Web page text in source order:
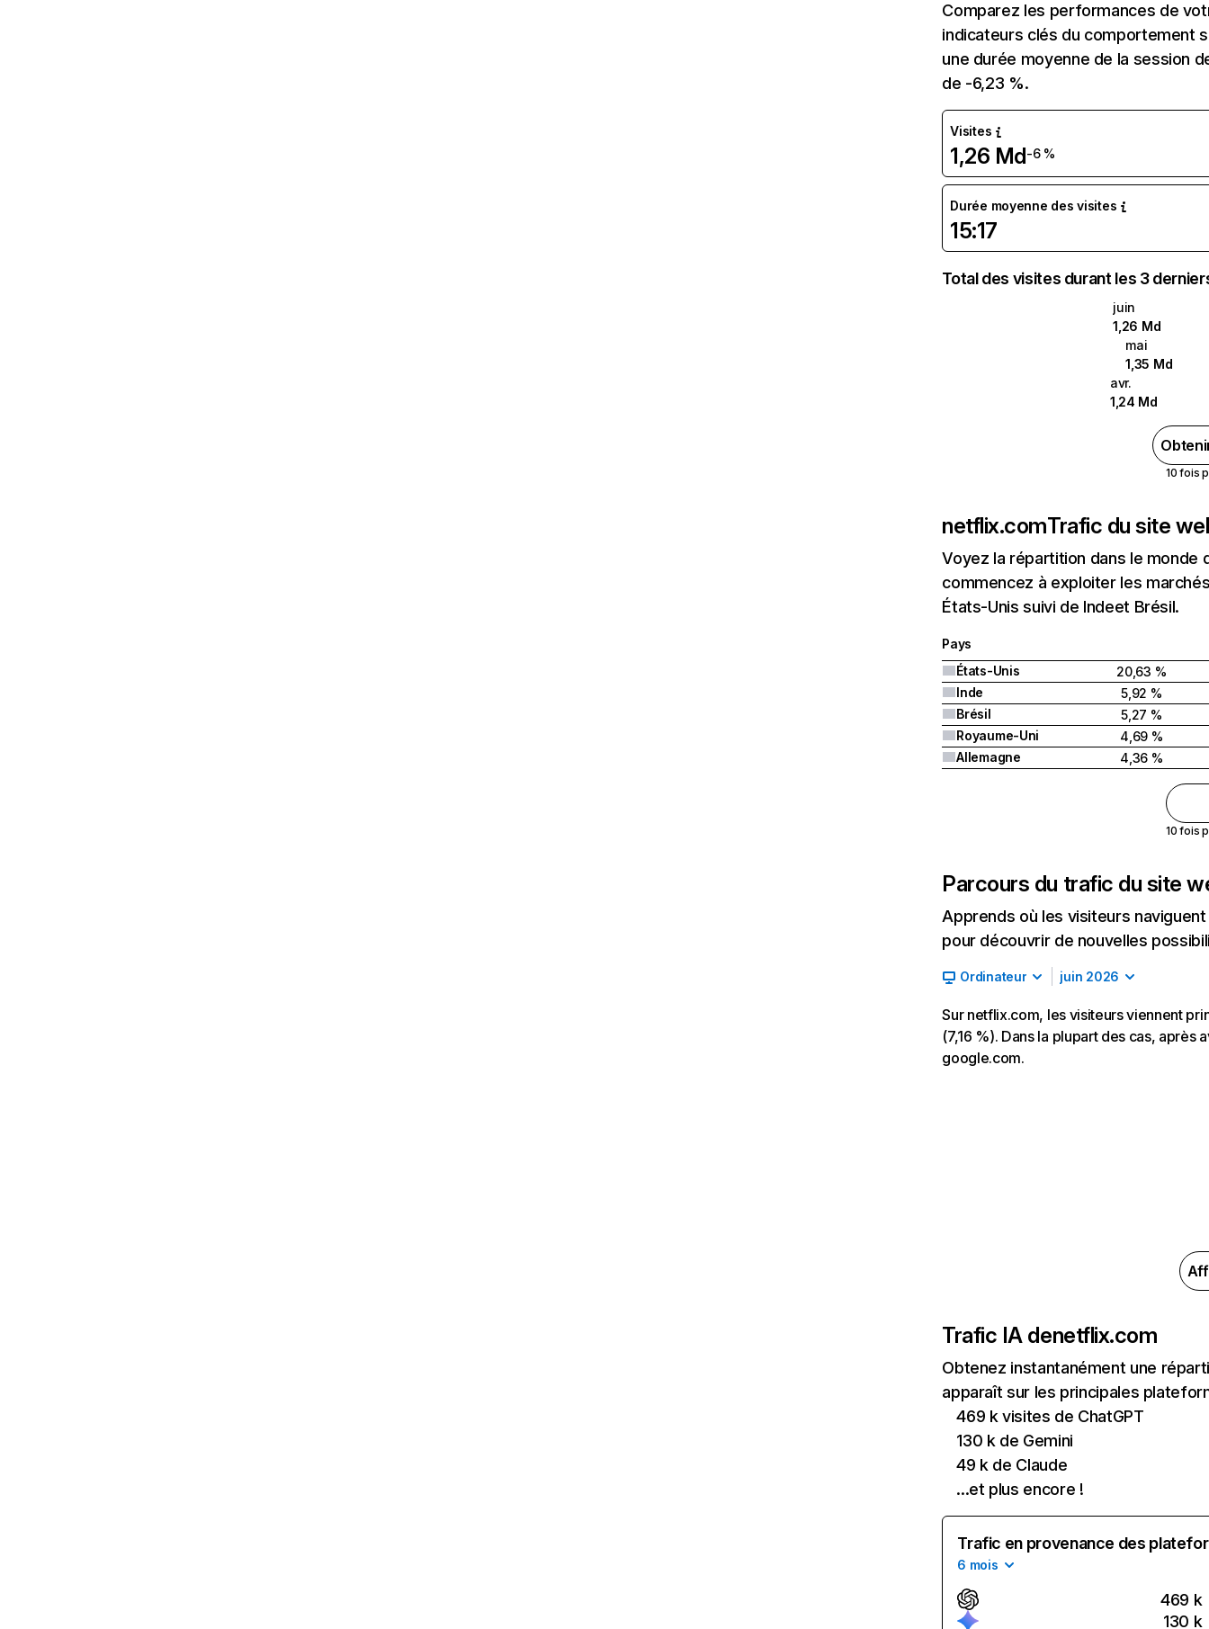
Comparez les performances de
indicateurs clés du comportement
une durée moyenne de la session
de -6,23 %.
Visites
1,26 Md-6 %
Durée moyenne des visites
15:17
Total des visites durant les 3
juin
1,26 Md
mai
1,35 Md
avr.
1,24 Md
10 fois
netflix.comTrafic du site
Voyez la répartition dans le
commencez à exploiter les
États-Unis suivi de Indeet Brésil.
Pays
États-Unis
20,63 %
Inde
5,92 %
Brésil
5,27 %
Royaume-Uni
4,69 %
Allemagne
4,36 %
10 fois
Parcours du trafic du site
Apprends où les visiteurs
pour découvrir de nouvelles
Ordinateur juin 2026
Sur netflix.com, les visiteurs viennent
(7,16 %). Dans la plupart des cas,
google.com.
Trafic IA denetflix.com
Obtenez instantanément une
apparaît sur les principales
469 k visites de ChatGPT
130 k de Gemini
49 k de Claude
...et plus encore !
Trafic en provenance des
6 mois
469 k
130 k